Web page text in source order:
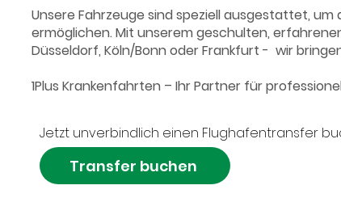
Unsere Fahrzeuge sind speziell ausgestattet,
ermöglichen. Mit unserem geschulten,
Düsseldorf, Köln/Bonn oder Frankfurt - wir
1Plus Krankenfahrten – Ihr Partner für
Jetzt unverbindlich einen Flughafentransfer
Transfer buchen